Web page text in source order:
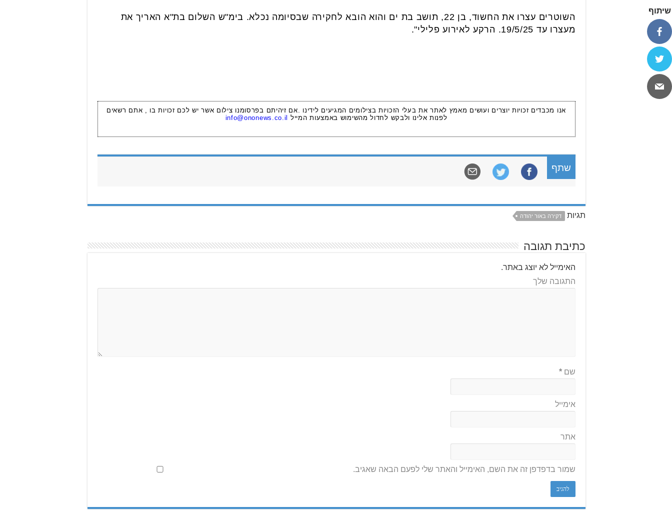
השוטרים עצרו את החשוד, בן 22, תושב בת ים והוא הובא לחקירה שבסיומה נכלא. בימ"ש השלום בת"א האריך את
מעצרו עד 19/5/25. הרקע לאירוע פלילי".
אנו מכבדים זכויות יוצרים ועושים מאמץ לאתר את בעלי הזכויות בצילומים המגיעים לידינו .אם זיהיתם בפרסומנו צילום אשר יש לכם זכויות בו , אתם רשאים
לפנות אלינו ולבקש לחדול מהשימוש באמצעות המייל
info@ononews.co.il
שתף
תגיות דקירה באור יהודה
כתיבת תגובה
האימייל לא יוצג באתר.
התגובה שלך
שם*
אימייל
אתר
שמור בדפדפן זה את השם, האימייל והאתר שלי לפעם הבאה שאגיב.
שיתוף